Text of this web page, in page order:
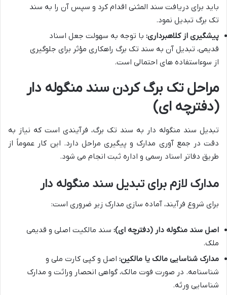
باید برای دریافت سند المثنی اقدام کرد و سپس آن را به سند
تک برگ تبدیل نمود.
پیشگیری از کلاهبرداری: با توجه به سهولت جعل اسناد
قدیمی، تبدیل آن به سند تک برگ راهکاری مؤثر برای جلوگیری
از سوءاستفاده های احتمالی است.
مراحل تک برگ کردن سند منگوله دار
(دفترچه ای)
تبدیل سند منگوله دار به سند تک برگ، فرآیندی است که نیاز به
دقت در جمع آوری مدارک و پیگیری مراحل دارد. این کار عموماً از
طریق دفاتر اسناد رسمی و اداره ثبت انجام می شود.
مدارک لازم برای تبدیل سند منگوله دار
برای شروع فرآیند، آماده سازی مدارک زیر ضروری است:
اصل سند منگوله دار (دفترچه ای): سند مالکیت اصلی و قدیمی
ملک.
مدارک شناسایی مالک یا مالکین: اصل و کپی کارت ملی و
شناسنامه. در صورت فوت مالک، گواهی انحصار وراثت و مدارک
شناسایی ورثه.